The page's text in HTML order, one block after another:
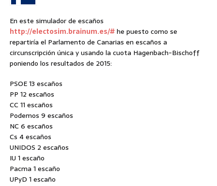
En este simulador de escaños
http://electosim.brainum.es/#he puesto como se
repartiría el Parlamento de Canarias en escaños a
circunscripción única y usando la cuota Hagenbach-Bischoff
poniendo los resultados de 2015:
PSOE 13 escaños
PP 12 escaños
CC 11 escaños
Podemos 9 escaños
NC 6 escaños
Cs 4 escaños
UNIDOS 2 escaños
IU 1 escaño
Pacma 1 escaño
UPyD 1 escaño